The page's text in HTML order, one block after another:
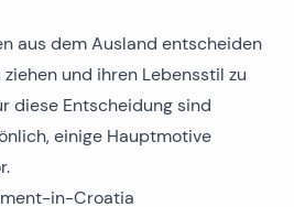
aus dem Ausland entscheiden
und ihren Lebensstil zu
diese Entscheidung sind
einige Hauptmotive